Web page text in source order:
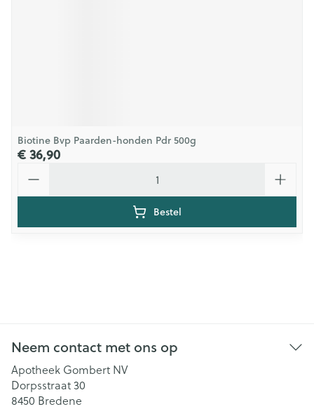
Biotine Bvp Paarden-honden Pdr 500g
€ 36,90
Bestel
Neem contact met ons op
Apotheek Gombert NV
Dorpsstraat 30
8450 Bredene